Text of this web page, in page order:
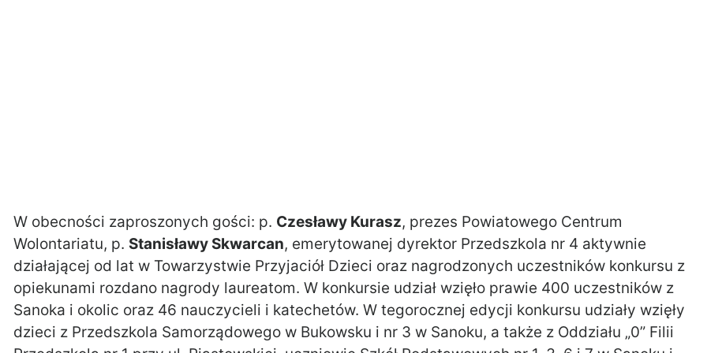
W obecności zaproszonych gości: p. Czesławy Kurasz, prezes Powiatowego Centrum
Wolontariatu, p. Stanisławy Skwarcan, emerytowanej dyrektor Przedszkola nr 4 aktywnie
działającej od lat w Towarzystwie Przyjaciół Dzieci oraz nagrodzonych uczestników konkursu z
opiekunami rozdano nagrody laureatom. W konkursie udział wzięło prawie 400 uczestników z
Sanoka i okolic oraz 46 nauczycieli i katechetów. W tegorocznej edycji konkursu udziały wzięły
dzieci z Przedszkola Samorządowego w Bukowsku i nr 3 w Sanoku, a także z Oddziału „0” Filii